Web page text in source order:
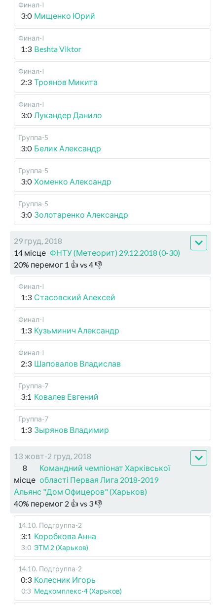
Финал-I
3:0 Мищенко Юрий
Финал-I
1:3 Beshta Viktor
Финал-I
2:3 Троянов Микита
Финал-I
3:0 Лукандер Данило
Группа-5
3:0 Белик Александр
Группа-5
3:0 Хоменко Александр
Группа-5
3:0 Золотаренко Александр
29 груд, 2018
14 місце ФНТУ (Метеорит) 29.12.2018 (0-30)
20% перемог 1 👍 vs 4👎
Финал-I
1:3 Стасовский Алексей
Финал-I
1:3 Кузьминич Александр
Финал-I
2:3 Шаповалов Владислав
Группа-7
3:1 Ковалев Евгений
Группа-7
1:3 Зырянов Владимир
13 жовт-2 груд, 2018
8
місце
Командний чемпіонат Харківської
області Первая Лига 2018-2019
Альянс "Дом Офицеров" (Харьков)
40% перемог 2 👍 vs 3👎
14.10. Подгруппа-2
3:1 Коробкова Анна
3:0 ЭТМ 2 (Харьков)
14.10. Подгруппа-2
0:3 Колесник Игорь
0:3 Медкомплекс-4 (Харьков)